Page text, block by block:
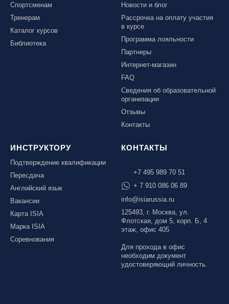
Спортсменам
Тренерам
Каталог курсов
Библиотека
Новости и блог
Рассрочка на оплату участия
в курсе
Программа лояльности
Партнеры
Интернет-магазин
FAQ
Сведения об образовательной
организации
Отзывы
Контакты
ИНСТРУКТОРУ
Подтверждение квалификации
Пересдача
Английский язык
Вакансии
Карта ISIA
Марка ISIA
Соревнования
КОНТАКТЫ
+7 495 989 70 51
+ 7 910 086 06 89
info@isiarussia.ru
125493, г. Москва, ул.
Флотская, дом 5, корп. Б, 4
этаж, офис 405
Для прохода в офис
необходим документ
удостоверяющий личность.